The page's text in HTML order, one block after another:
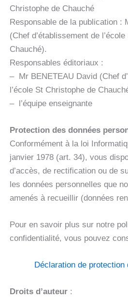
Christophe de Chauché
Responsable de la publication :
(Chef d’établissement de
Chauché).
Responsables éditoriaux :
– Mr BENETEAU David (Chef
l’école St Christophe de
– l’équipe enseignante
Protection des données
Conformément à la loi
janvier 1978 (art. 34), vous
d’accès, de rectification ou de
les données personnelles que
amenés à recueillir (données
Pour en savoir plus sur notre
confidentialité, vous pouvez
Déclaration de
Droits d’auteur :